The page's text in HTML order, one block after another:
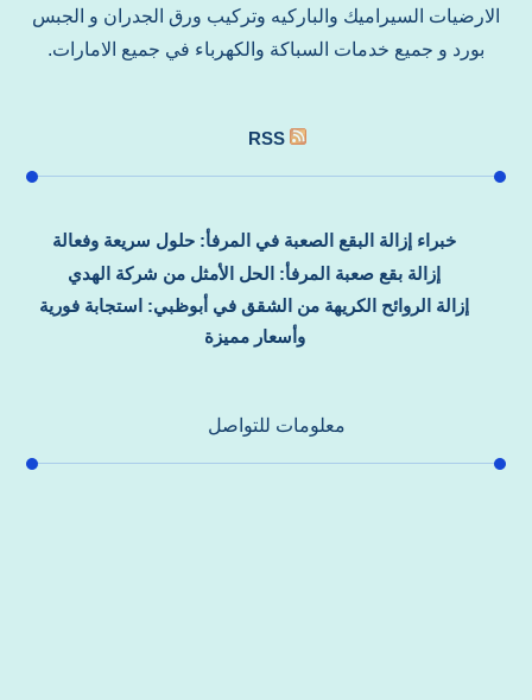
الارضيات السيراميك والباركيه وتركيب ورق الجدران و الجبس
بورد و جميع خدمات السباكة والكهرباء في جميع الامارات.
RSS
خبراء إزالة البقع الصعبة في المرفأ: حلول سريعة وفعالة
إزالة بقع صعبة المرفأ: الحل الأمثل من شركة الهدي
إزالة الروائح الكريهة من الشقق في أبوظبي: استجابة فورية
وأسعار مميزة
معلومات للتواصل